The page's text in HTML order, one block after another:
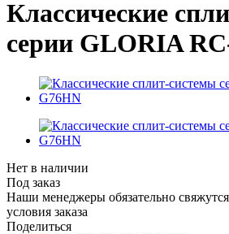
Классические
серии GLORIA
Нет в наличии
Под заказ
Наши менеджеры обязательно
условия заказа
Поделиться